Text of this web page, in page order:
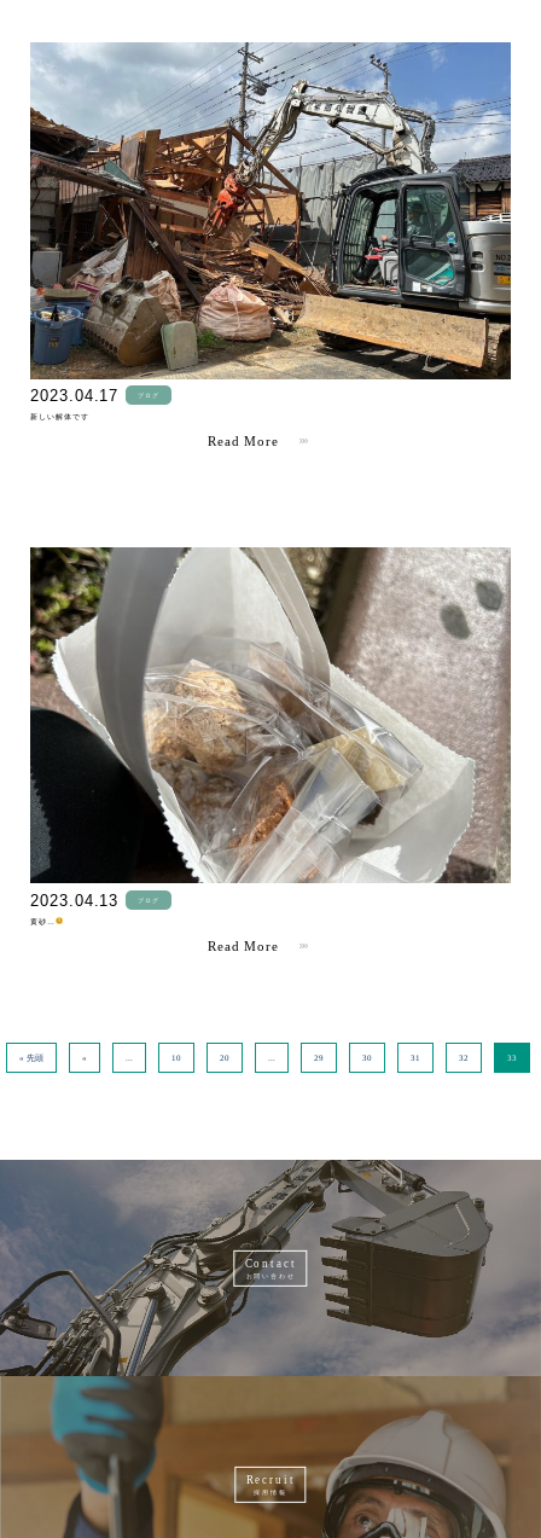
" >
2023.04.17 ブログ
新しい解体です
Read More
" >
2023.04.13 ブログ
黄砂…
Read More
« 先頭 « 10 20 29 30 31 32 33
Contact
お問い合わせ
Recruit
採用情報